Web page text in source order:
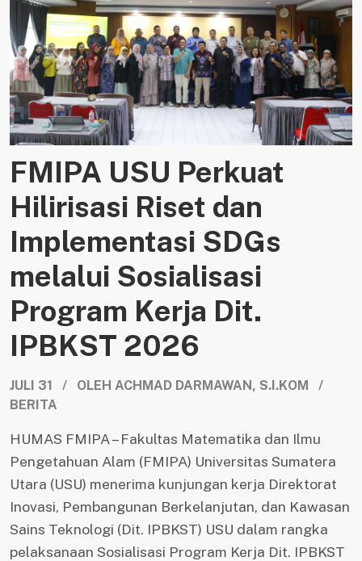
FMIPA USU Perkuat
Hilirisasi Riset dan
Implementasi SDGs
melalui Sosialisasi
Program Kerja Dit.
IPBKST 2026
JULI 31 / OLEH ACHMAD DARMAWAN, S.I.KOM /
BERITA
HUMAS FMIPA – Fakultas Matematika dan Ilmu
Pengetahuan Alam (FMIPA) Universitas Sumatera
Utara (USU) menerima kunjungan kerja Direktorat
Inovasi, Pembangunan Berkelanjutan, dan Kawasan
Sains Teknologi (Dit. IPBKST) USU dalam rangka
pelaksanaan Sosialisasi Program Kerja Dit. IPBKST